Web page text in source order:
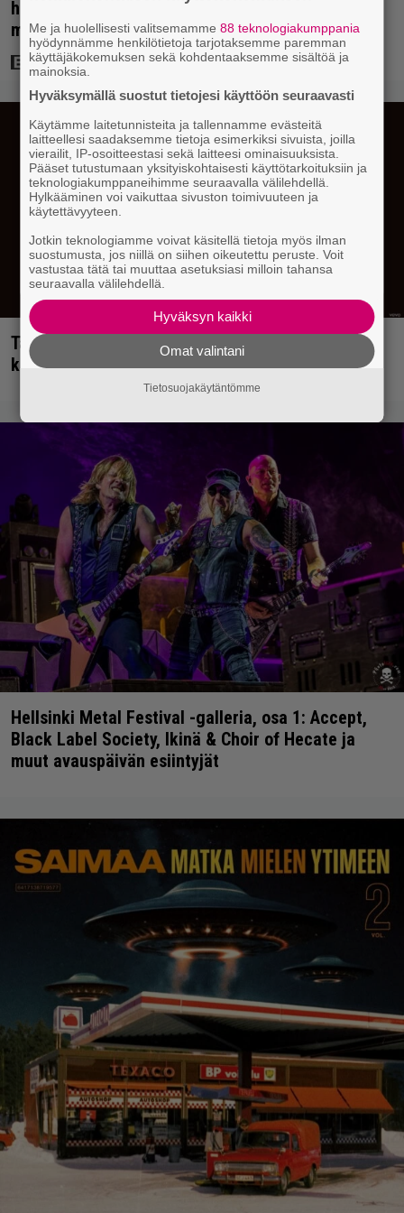
hengessä – vuoden 2023 leffa tarjoaa
murhamysteerin
Tällainen keikkajyrä Queen oli ennen vanhaan –
katso tulinen livetallenne vuodelta 1979
Hellsinki Metal Festival -galleria, osa 1: Accept,
Black Label Society, Ikinä & Choir of Hecate ja
muut avauspäivän esiintyjät
Me ja huolellisesti valitsemamme88 teknologiakumppania
hyödynnämme henkilötietoja tarjotaksemme paremman
käyttäjäkokemuksen sekä kohdentaaksemme sisältöä ja
mainoksia.
Hyväksymällä suostut tietojesi käyttöön seuraavasti
Käytämme laitetunnisteita ja tallennamme evästeitä
laitteellesi saadaksemme tietoja esimerkiksi sivuista, joilla
vierailit, IP-osoitteestasi sekä laitteesi ominaisuuksista.
Pääset tutustumaan yksityiskohtaisesti käyttötarkoituksiin ja
teknologiakumppaneihimme seuraavalla välilehdellä.
Hylkääminen voi vaikuttaa sivuston toimivuuteen ja
käytettävyyteen.
Jotkin teknologiamme voivat käsitellä tietoja myös ilman
suostumusta, jos niillä on siihen oikeutettu peruste. Voit
vastustaa tätä tai muuttaa asetuksiasi milloin tahansa
seuraavalla välilehdellä.
Hyväksyn kaikki
Omat valintani
Tietosuojakäytäntömme